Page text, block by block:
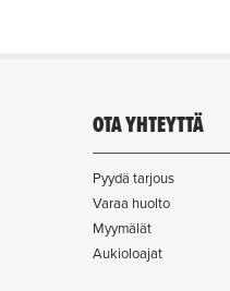
OTA YHTEYTTÄ
Pyydä tarjous
Varaa huolto
Myymälät
Aukioloajat